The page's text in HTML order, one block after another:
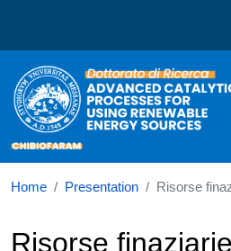
Dottorato in
Home Presentation Risorse
Risorse